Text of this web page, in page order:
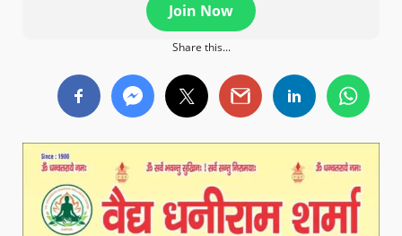
Join Now
Share this...